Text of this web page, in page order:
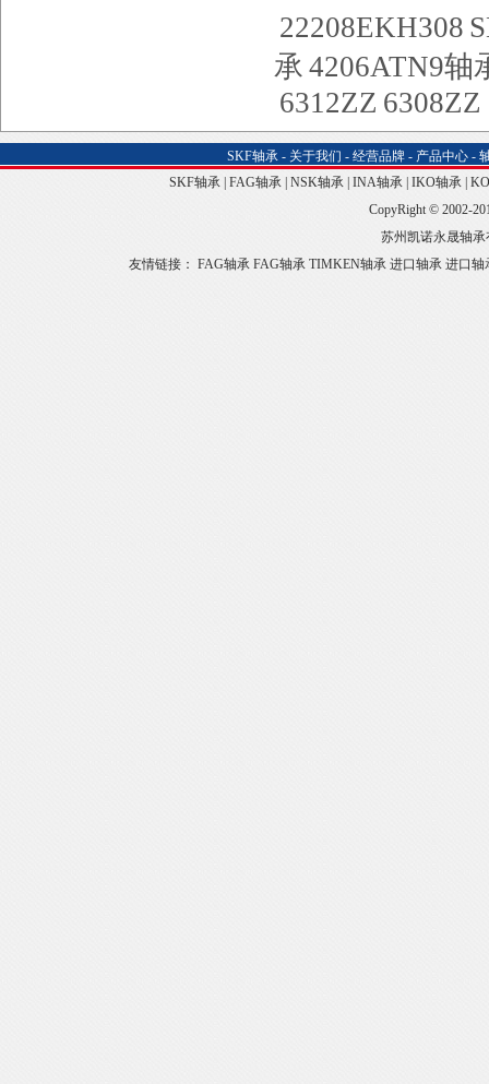
22208EKH308
承 4206ATN9轴
6312ZZ 6308ZZ
SKF轴承 - 关于我们 -经营品牌 - 产品中心 -
SKF轴承 |FAG轴承 |NSK轴承 |INA轴承 |IKO轴承 |
CopyRight © 2002-
苏州凯诺永晟轴
友情链接：FAG轴承 FAG轴承 TIMKEN轴承 进口轴承 进口轴